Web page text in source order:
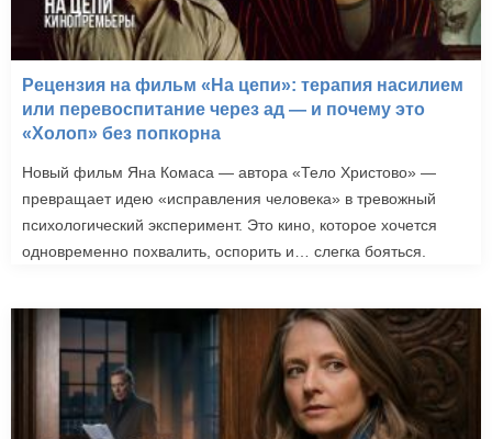
Рецензия на фильм «На цепи»: терапия насилием
или перевоспитание через ад — и почему это
«Холоп» без попкорна
Новый фильм Яна Комаса — автора «Тело Христово» —
превращает идею «исправления человека» в тревожный
психологический эксперимент. Это кино, которое хочется
одновременно похвалить, оспорить и… слегка бояться.